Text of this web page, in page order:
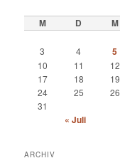
M D M
3
4 5
10
11 12
17
18 19
24
25 26
31
« Juli
ARCHIV